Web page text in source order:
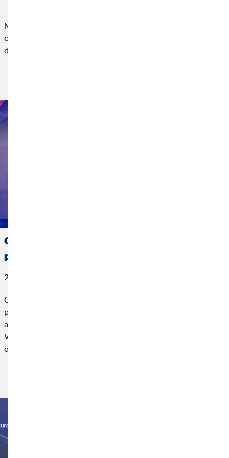
Nuestra participación en esta iniciativa nace desde la
convicción de que las empresas también tenemos un papel que
desempeñar en el apoyo a causas sociales,…
OVB España, reconocida por AXA con el
premio a la Mejor Gestión de Vida
27 de marzo de 2026
OVB España, compañía líder en planificación financiera para
particulares, ha sido reconocida por AXA, la mayor
aseguradora de Europa, con el premio a la Mejor Gestión de
Vida 2025 en el marco de un encuentro profesional
organizado por la aseguradora.